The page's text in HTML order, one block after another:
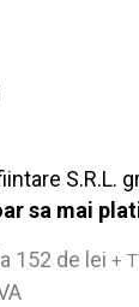
sa mai
152 de lei +